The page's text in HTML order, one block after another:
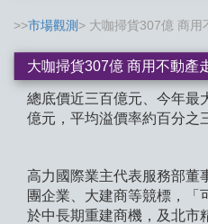
市場觀測 大咖掃貨307億 商用
大咖掃貨307億 商用不動產
總底價近三百億元、今年最
億元，平均溢價率約百分之
高力國際業主代表服務部董
團企業、大建商等競標，「
於中長期重建商機，及北市